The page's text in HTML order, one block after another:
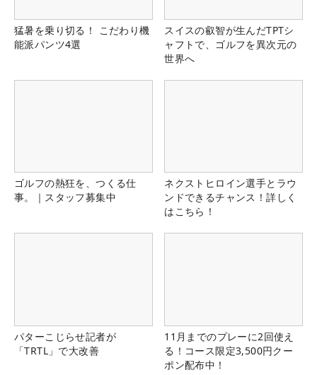
猛暑を乗り切る！ こだわり機
能派パンツ4選
スイスの叡智が生んだTPTシ
ャフトで、ゴルフを異次元の
世界へ
ゴルフの熱狂を、つくる仕
事。｜スタッフ募集中
ネクストヒロイン選手とラウ
ンドできるチャンス！詳しく
はこちら！
パターこじらせ記者が
「TRTL」で大改善
11月までのプレーに2回使え
る！コース限定3,500円クー
ポン配布中！